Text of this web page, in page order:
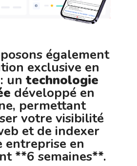
également
exclusive en
un technologie
développé en
permettant
votre visibilité
et de indexer
entreprise en
**6 semaines**.